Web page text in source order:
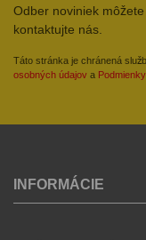
Odber noviniek
kontaktujte nás.
Táto stránka je chránená
osobných údajov a
INFORMÁCIE